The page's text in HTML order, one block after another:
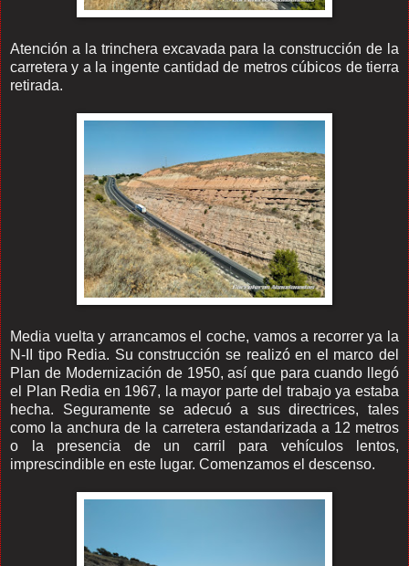
Atención a la trinchera excavada para la construcción de la
carretera y a la ingente cantidad de metros cúbicos de tierra
retirada.
Media vuelta y arrancamos el coche, vamos a recorrer ya la
N-II tipo Redia. Su construcción se realizó en el marco del
Plan de Modernización de 1950, así que para cuando llegó
el Plan Redia en 1967, la mayor parte del trabajo ya estaba
hecha. Seguramente se adecuó a sus directrices, tales
como la anchura de la carretera estandarizada a 12 metros
o la presencia de un carril para vehículos lentos,
imprescindible en este lugar. Comenzamos el descenso.